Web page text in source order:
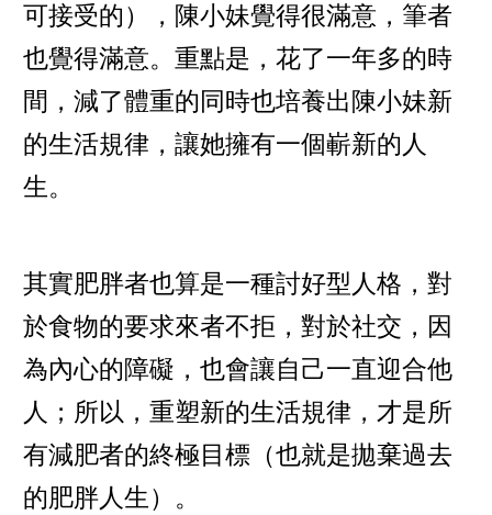
可接受的），陳小妹覺得很滿意，筆者
也覺得滿意。重點是，花了一年多的時
間，減了體重的同時也培養出陳小妹新
的生活規律，讓她擁有一個嶄新的人
生。
其實肥胖者也算是一種討好型人格，對
於食物的要求來者不拒，對於社交，因
為內心的障礙，也會讓自己一直迎合他
人；所以，重塑新的生活規律，才是所
有減肥者的終極目標（也就是拋棄過去
的肥胖人生）。